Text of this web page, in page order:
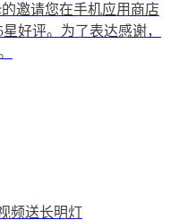
邀请您在手机应用商店
好评。为了表达感谢，
频送长明灯